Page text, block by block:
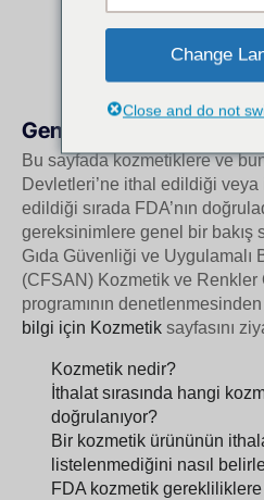
Genel Bakış
Bu sayfada kozmetiklere ve
Devletleri’ne ithal edildiği
edildiği sırada FDA’nın
gereksinimlere genel bir bakış
Gıda Güvenliği ve Uygulamalı
(CFSAN) Kozmetik ve Renkler
programının
bilgi için Kozmetik sayfasını
Kozmetik nedir?
İthalat sırasında hangi
doğrulanıyor?
Bir kozmetik ürününün
listelenmediğini nasıl
FDA kozmetik gerekliliklere
Change
Close and do not